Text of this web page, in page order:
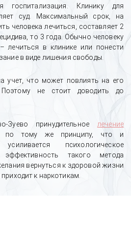
госпитализация. Клинику для
суд. Максимальный срок, на
человека лечиться, составляет 2
то 3 года. Обычно человеку
лечиться в клинике или понести
в виде лишения свободы.
учет, что может повлиять на его
Поэтому не стоит доводить до
принудительное лечение
по тому же принципу, что и
психологическое
эффективность такого метода
вернуться к здоровой жизни
к наркотикам.